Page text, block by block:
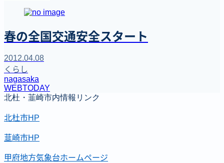
春の全国交通安全スタート
2012.04.08
くらし
nagasaka
WEBTODAY
北杜・韮崎市内情報リンク
北杜市HP
韮崎市HP
甲府地方気象台ホームページ